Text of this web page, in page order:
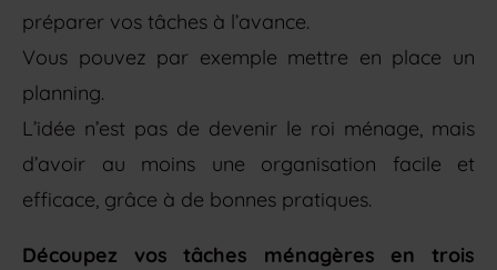
préparer vos tâches à l’avance.
Vous pouvez par exemple mettre en place un
planning.
L’idée n’est pas de devenir le roi ménage, mais
d’avoir au moins une organisation facile et
efficace, grâce à de bonnes pratiques.
Découpez vos tâches ménagères en trois